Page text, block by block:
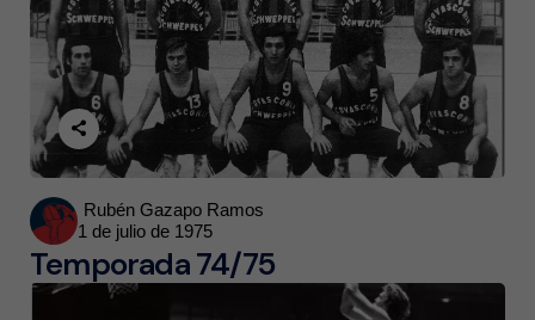
Posted
by
Rubén Gazapo Ramos
1 de julio de 1975
Temporada 74/75